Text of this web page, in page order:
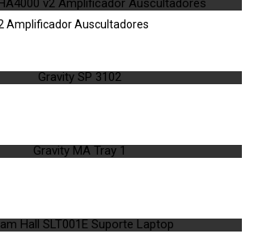
Amplificador Auscultadores